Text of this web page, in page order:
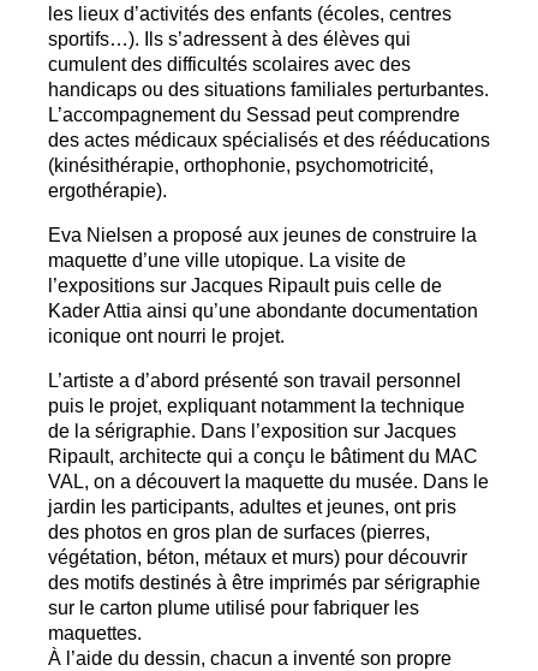
les lieux d’activités des enfants (écoles, centres
sportifs…). Ils s’adressent à des élèves qui
cumulent des difficultés scolaires avec des
handicaps ou des situations familiales perturbantes.
L’accompagnement du Sessad peut comprendre
des actes médicaux spécialisés et des rééducations
(kinésithérapie, orthophonie, psychomotricité,
ergothérapie).
Eva Nielsen a proposé aux jeunes de construire la
maquette d’une ville utopique. La visite de
l’expositions sur Jacques Ripault puis celle de
Kader Attia ainsi qu’une abondante documentation
iconique ont nourri le projet.
L’artiste a d’abord présenté son travail personnel
puis le projet, expliquant notamment la technique
de la sérigraphie. Dans l’exposition sur Jacques
Ripault, architecte qui a conçu le bâtiment du MAC
VAL, on a découvert la maquette du musée. Dans le
jardin les participants, adultes et jeunes, ont pris
des photos en gros plan de surfaces (pierres,
végétation, béton, métaux et murs) pour découvrir
des motifs destinés à être imprimés par sérigraphie
sur le carton plume utilisé pour fabriquer les
maquettes.
À l’aide du dessin, chacun a inventé son propre